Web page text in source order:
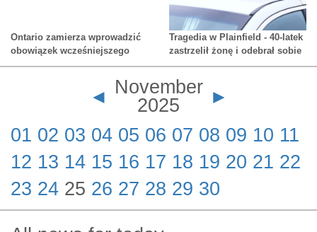
Ontario zamierza wprowadzić
obowiązek wcześniejszego
wpłacania kaucji gotówkowej
Tragedia w Plainfield - 40-latek
zastrzelił żonę i odebrał sobie
życie
◄ November
2025
►
01 02 03 04 05 06 07 08 09 10 11
12 13 14 15 16 17 18 19 20 21 22
23 24 25 26 27 28 29 30